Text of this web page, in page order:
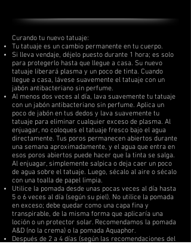
Curando tu nuevo tatuaje:
Tu tatuaje es un cambio permanente en tu cuerpo.
Si lleva vendaje, déjelo puesto durante 1 hora; es solo
para protegerlo hasta que llegue a casa. Su nuevo
tatuaje liberará plasma y un poco de tinta. Cuando
llegue a casa, lávese suavemente el tatuaje con un
jabón antibacteriano sin perfume.
Al menos dos veces al día, lava suavemente tu tatuaje
con un jabón antibacteriano sin perfume. Aplica un
poco de jabón en tus dedos y lava suavemente tu
tatuaje para eliminar cualquier exceso de plasma. Al
enjuagar, no coloques el tatuaje fresco bajo el agua
directamente. Tus poros permanecen abiertos durante
una semana aproximadamente, y el agua que entra en
esos poros abiertos puede hacer que la tinta se salga.
Al enjuagar, simplemente salpica o deja caer un poco
de agua sobre el tatuaje. Luego, sécalo al aire o sécalo
con una toalla de papel limpia.
Utilice la pomada desde unas pocas veces al día hasta
5 o 6 veces al día (según su piel). No utilice la pomada
en exceso; debe quedar como una capa fina y
transpirable, de la misma forma que aplicaría una
loción o un protector solar. Recomendamos la pomada
A&D (no la crema) o la pomada Aquaphor.
Después de 2 a 4 días (según las recomendaciones del